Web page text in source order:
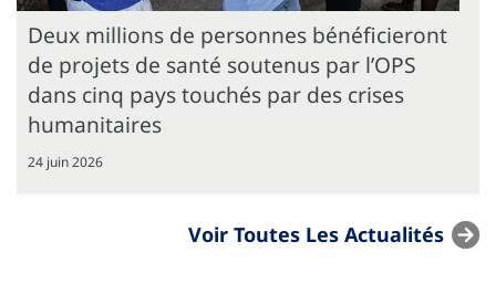
Deux millions de personnes bénéficieront
de projets de santé soutenus par l’OPS
dans cinq pays touchés par des crises
humanitaires
24 juin 2026
Voir Toutes Les Actualités